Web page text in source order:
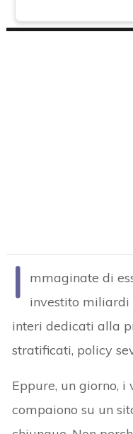
I
mmaginate di
investito miliardi
interi dedicati alla
stratificati, policy
Eppure, un giorno,
compaiono su un